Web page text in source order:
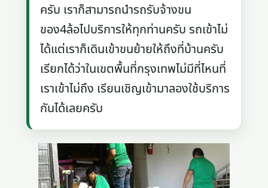
ครับ เราก็สามารถนำรถรับจ้างขน
ของ4ล้อไปบริการให้ทุกท่านครับ รถเข้าไม่
ได้แต่เราก็เดินเข้าขนย้ายให้ถึงที่บ้านครับ
เรียกได้ว่าในเขตพื้นที่กรุงเทพไม่มีที่ไหนที่
เราเข้าไม่ถึง เรียนเชิญเข้ามาลองใช้บริการ
กันได้เลยครับ